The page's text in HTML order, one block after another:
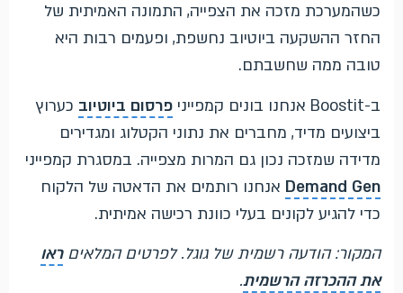
כשהמערכת מזכה את הצפייה, התמונה האמיתית של
החזר ההשקעה ביוטיוב נחשפת, ופעמים רבות היא
טובה ממה שחשבתם.
ב-Boostit אנחנו בונים קמפייני
פרסום ביוטיוב כערוץ
ביצועים מדיד, מחברים את נתוני הקטלוג ומגדירים
מדידה שמזכה נכון גם המרות מצפייה. במסגרת קמפייני
Demand Gen אנחנו רותמים את הדאטה של הלקוח
כדי להגיע לקונים בעלי כוונת רכישה אמיתית.
המקור: הודעה רשמית של גוגל. לפרטים המלאיםראו
את ההכרזה הרשמית.